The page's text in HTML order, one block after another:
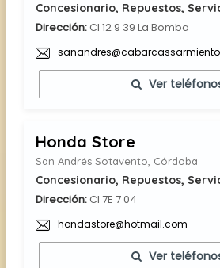
Concesionario, Repuestos,
Dirección:Cl 12 9 39 La Bomba
Ver
Honda Store
San Andrés Sotavento, Córdoba
Concesionario, Repuestos,
Dirección:Cl 7E 7 04
hondastore@hotmail.com
Ver